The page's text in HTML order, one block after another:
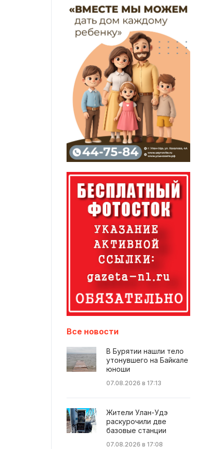
Все новости
В Бурятии нашли тело
утонувшего на Байкале
юноши
07.08.2026 в 17:13
Жители Улан-Удэ
раскурочили две
базовые станции
07.08.2026 в 17:08